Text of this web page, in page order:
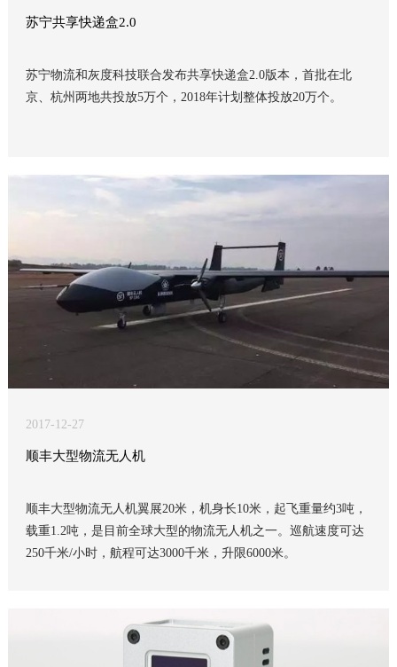
苏宁共享快递盒2.0
苏宁物流和灰度科技联合发布共享快递盒2.0版本，首批在北
京、杭州两地共投放5万个，2018年计划整体投放20万个。
2017-12-27
顺丰大型物流无人机
顺丰大型物流无人机翼展20米，机身长10米，起飞重量约3吨，
载重1.2吨，是目前全球大型的物流无人机之一。巡航速度可达
250千米/小时，航程可达3000千米，升限6000米。